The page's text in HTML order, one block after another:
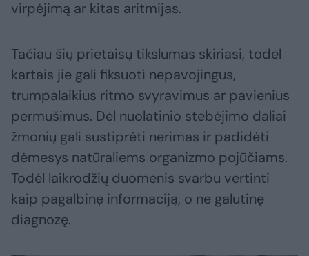
virpėjimą ar kitas aritmijas.
Tačiau šių prietaisų tikslumas skiriasi, todėl
kartais jie gali fiksuoti nepavojingus,
trumpalaikius ritmo svyravimus ar pavienius
permušimus. Dėl nuolatinio stebėjimo daliai
žmonių gali sustiprėti nerimas ir padidėti
dėmesys natūraliems organizmo pojūčiams.
Todėl laikrodžių duomenis svarbu vertinti
kaip pagalbinę informaciją, o ne galutinę
diagnozę.